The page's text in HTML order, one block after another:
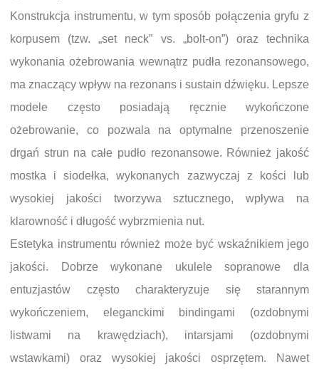
Konstrukcja instrumentu, w tym sposób połączenia gryfu z
korpusem (tzw. „set neck” vs. „bolt-on”) oraz technika
wykonania ożebrowania wewnątrz pudła rezonansowego,
ma znaczący wpływ na rezonans i sustain dźwięku. Lepsze
modele często posiadają ręcznie wykończone
ożebrowanie, co pozwala na optymalne przenoszenie
drgań strun na całe pudło rezonansowe. Również jakość
mostka i siodełka, wykonanych zazwyczaj z kości lub
wysokiej jakości tworzywa sztucznego, wpływa na
klarowność i długość wybrzmienia nut.
Estetyka instrumentu również może być wskaźnikiem jego
jakości. Dobrze wykonane ukulele sopranowe dla
entuzjastów często charakteryzuje się starannym
wykończeniem, eleganckimi bindingami (ozdobnymi
listwami na krawędziach), intarsjami (ozdobnymi
wstawkami) oraz wysokiej jakości osprzętem. Nawet